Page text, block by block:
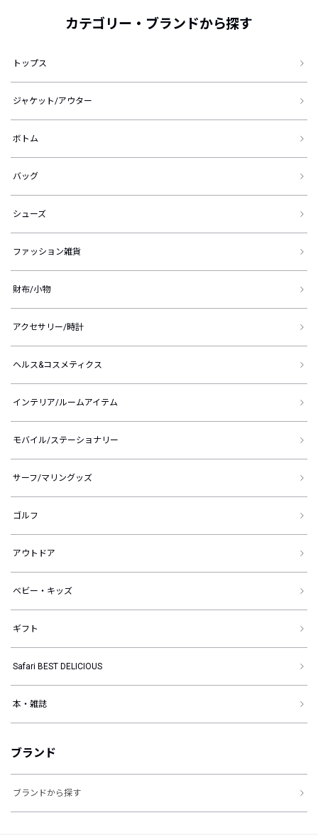
カテゴリー・ブランドから探す
トップス
ジャケット/アウター
ボトム
バッグ
シューズ
ファッション雑貨
財布/小物
アクセサリー/時計
ヘルス&コスメティクス
インテリア/ルームアイテム
モバイル/ステーショナリー
サーフ/マリングッズ
ゴルフ
アウトドア
ベビー・キッズ
ギフト
Safari BEST DELICIOUS
本・雑誌
ブランド
ブランドから探す